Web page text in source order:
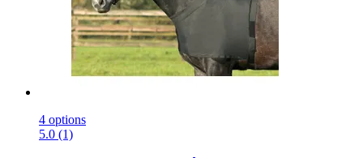
4 options
5.0 (1)